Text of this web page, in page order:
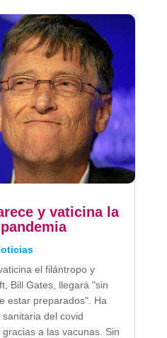
y vaticina la
el filántropo y
Bill Gates, llegará "sin
estar preparados". Ha
del covid
a las vacunas. Sin